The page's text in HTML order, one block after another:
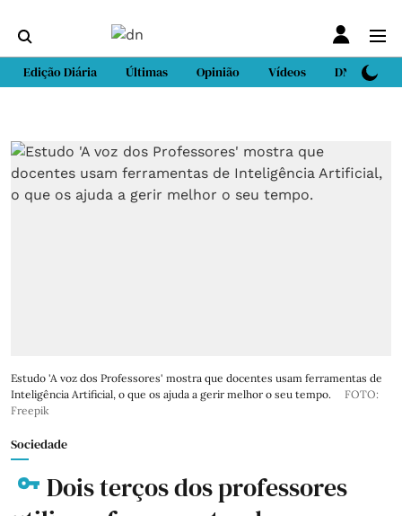
Edição Diária Últimas Opinião Vídeos DN Sport
Estudo 'A voz dos Professores' mostra que docentes usam ferramentas de
Inteligência Artificial, o que os ajuda a gerir melhor o seu tempo.
FOTO:
Freepik
Sociedade
Dois terços dos professores